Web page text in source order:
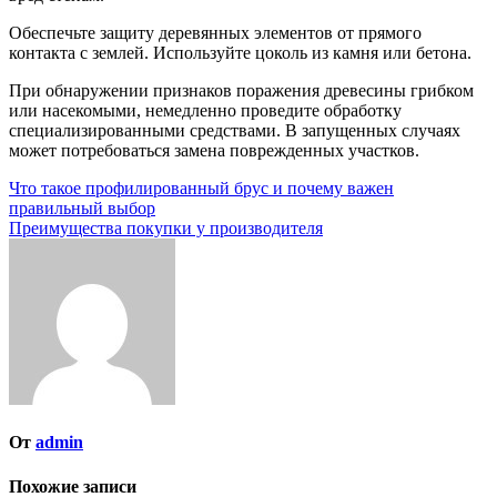
Обеспечьте защиту деревянных элементов от прямого
контакта с землей. Используйте цоколь из камня или бетона.
При обнаружении признаков поражения древесины грибком
или насекомыми, немедленно проведите обработку
специализированными средствами. В запущенных случаях
может потребоваться замена поврежденных участков.
Навигация
по
Что такое профилированный брус и почему важен
правильный выбор
Преимущества покупки у производителя
От admin
Похожие записи